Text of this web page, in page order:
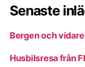
Senaste
Bergen och
Husbilsresa från